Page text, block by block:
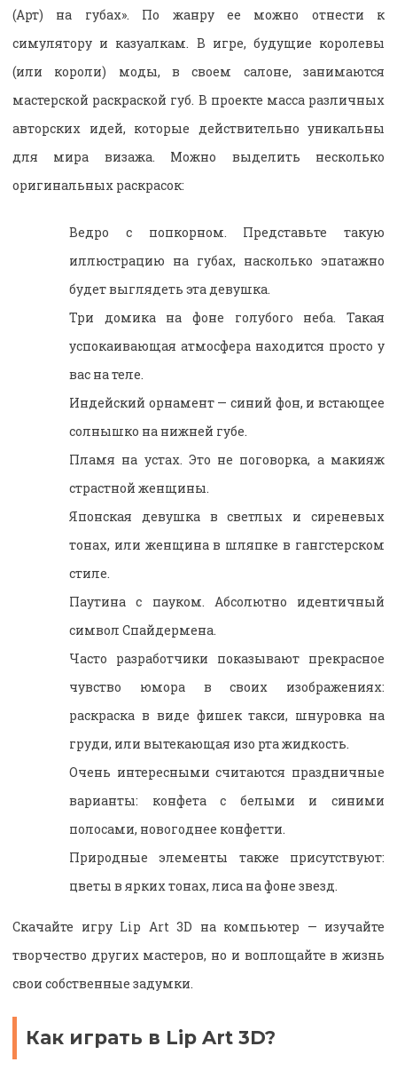
(Арт) на губах». По жанру ее можно отнести к
симулятору и казуалкам. В игре, будущие королевы
(или короли) моды, в своем салоне, занимаются
мастерской раскраской губ. В проекте масса различных
авторских идей, которые действительно уникальны
для мира визажа. Можно выделить несколько
оригинальных раскрасок:
Ведро с попкорном. Представьте такую
иллюстрацию на губах, насколько эпатажно
будет выглядеть эта девушка.
Три домика на фоне голубого неба. Такая
успокаивающая атмосфера находится просто у
вас на теле.
Индейский орнамент — синий фон, и встающее
солнышко на нижней губе.
Пламя на устах. Это не поговорка, а макияж
страстной женщины.
Японская девушка в светлых и сиреневых
тонах, или женщина в шляпке в гангстерском
стиле.
Паутина с пауком. Абсолютно идентичный
символ Спайдермена.
Часто разработчики показывают прекрасное
чувство юмора в своих изображениях:
раскраска в виде фишек такси, шнуровка на
груди, или вытекающая изо рта жидкость.
Очень интересными считаются праздничные
варианты: конфета с белыми и синими
полосами, новогоднее конфетти.
Природные элементы также присутствуют:
цветы в ярких тонах, лиса на фоне звезд.
Скачайте игру Lip Art 3D на компьютер — изучайте
творчество других мастеров, но и воплощайте в жизнь
свои собственные задумки.
Как играть в Lip Art 3D?